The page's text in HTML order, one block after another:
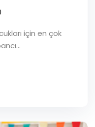
için en çok